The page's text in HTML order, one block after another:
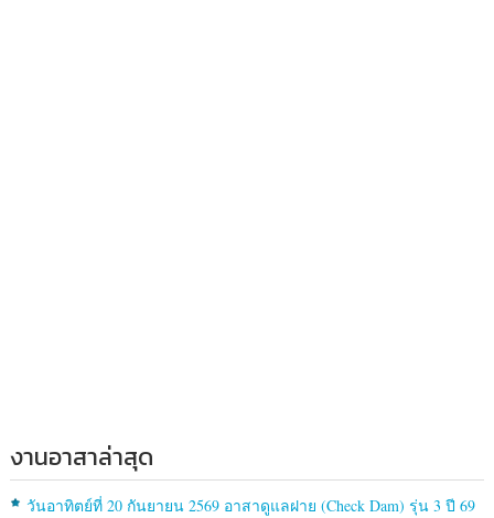
งานอาสาล่าสุด
วันอาทิตย์ที่ 20 กันยายน 2569 อาสาดูแลฝาย (Check Dam) รุ่น 3 ปี 69